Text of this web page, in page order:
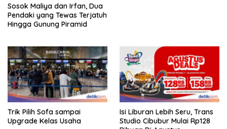
Sosok Maliya dan Irfan, Dua
Pendaki yang Tewas Terjatuh
Hingga Gunung Piramid
Trik Pilih Sofa sampai
Upgrade Kelas Usaha
Isi Liburan Lebih Seru, Trans
Studio Cibubur Mulai Rp128